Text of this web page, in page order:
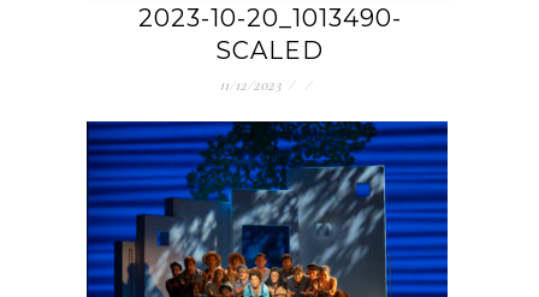
2023-10-20_1013490-
SCALED
11/12/2023 / /